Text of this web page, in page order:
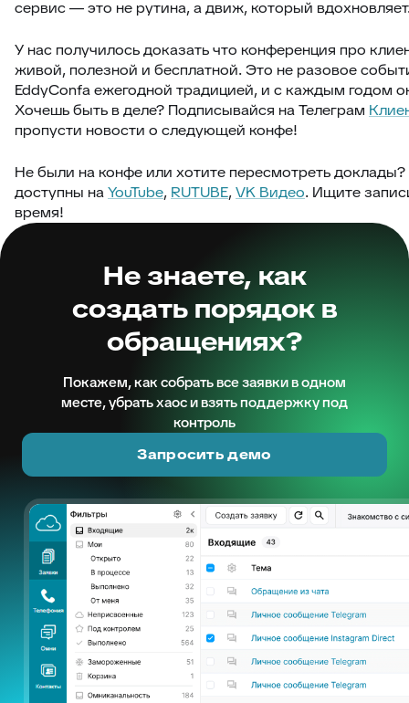
сервис — это не рутина, а движ, который
У нас получилось доказать что конференция про
живой, полезной и бесплатной. Это не разовое
EddyConfa ежегодной традицией, и с каждым годом
Хочешь быть в деле? Подписывайся на Телеграм
пропусти новости о следующей конфе!
Не были на конфе или хотите пересмотреть
доступны наYouTube, RUTUBE,VK Видео. Ищите
время!
Не знаете, как
создать порядок в
обращениях?
Покажем, как собрать все заявки в одном
месте, убрать хаос и взять поддержку под
контроль
Запросить демо